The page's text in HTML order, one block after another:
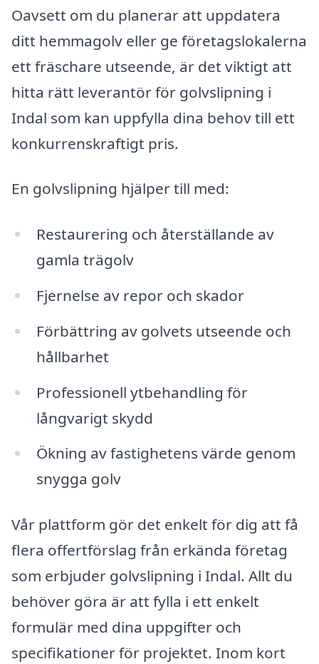
Oavsett om du planerar att uppdatera
ditt hemmagolv eller ge företagslokalerna
ett fräschare utseende, är det viktigt att
hitta rätt leverantör för golvslipning i
Indal som kan uppfylla dina behov till ett
konkurrenskraftigt pris.
En golvslipning hjälper till med:
Restaurering och återställande av
gamla trägolv
Fjernelse av repor och skador
Förbättring av golvets utseende och
hållbarhet
Professionell ytbehandling för
långvarigt skydd
Ökning av fastighetens värde genom
snygga golv
Vår plattform gör det enkelt för dig att få
flera offertförslag från erkända företag
som erbjuder golvslipning i Indal. Allt du
behöver göra är att fylla i ett enkelt
formulär med dina uppgifter och
specifikationer för projektet. Inom kort